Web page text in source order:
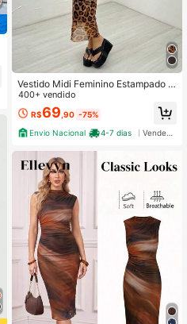
Vestido Midi Feminino Estampado d
e Oncinha Elegante Alça Fina Drap
eado nas laterais Disfarça Barriga e
Modela o Corpo Moda Verão Moda
Boho Chic
400+ vendido
R$69,90 -75%
Envio Nacional
4-7 dias